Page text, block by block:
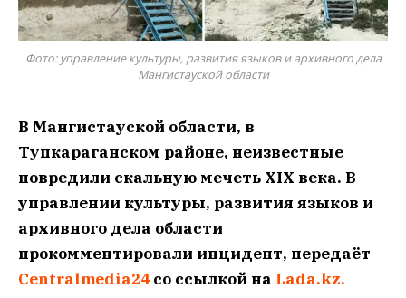
Фото: управление культуры, развития языков и архивного дела
Мангистауской области
В Мангистауской области, в
Тупкараганском районе, неизвестные
повредили скальную мечеть XIX века. В
управлении культуры, развития языков и
архивного дела области
прокомментировали инцидент, передаёт
Centralmedia24 со ссылкой на Lada.kz.